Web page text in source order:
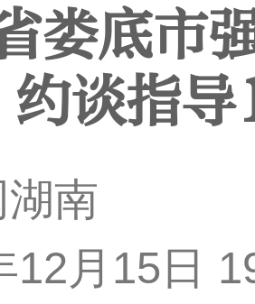
娄底市
谈指
南
12月15日